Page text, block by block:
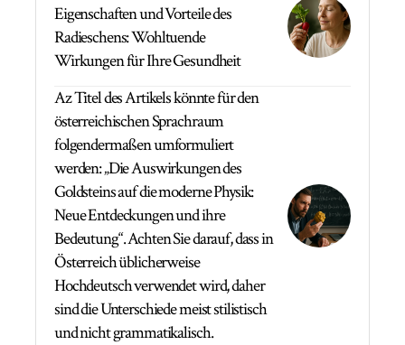
Eigenschaften und Vorteile des
Radieschens: Wohltuende
Wirkungen für Ihre Gesundheit
Az Titel des Artikels könnte für den
österreichischen Sprachraum
folgendermaßen umformuliert
werden: „Die Auswirkungen des
Goldsteins auf die moderne Physik:
Neue Entdeckungen und ihre
Bedeutung“. Achten Sie darauf, dass in
Österreich üblicherweise
Hochdeutsch verwendet wird, daher
sind die Unterschiede meist stilistisch
und nicht grammatikalisch.